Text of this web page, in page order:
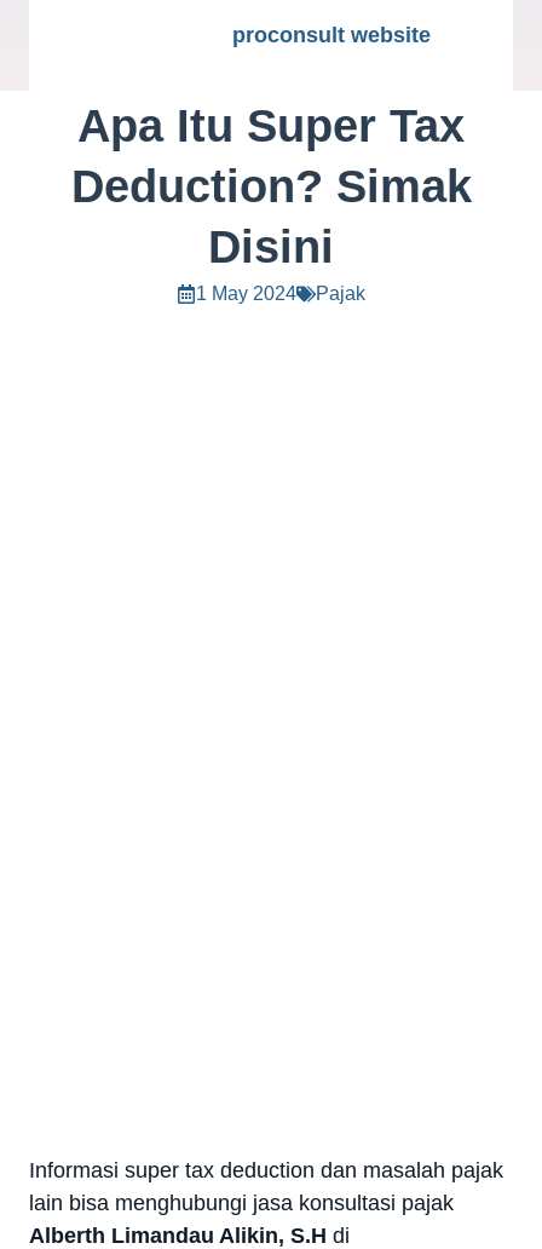
proconsult website
Apa Itu Super Tax
Deduction? Simak
Disini
1 May 2024 Pajak
Informasi super tax deduction dan masalah pajak
lain bisa menghubungi jasa konsultasi pajak
Alberth Limandau Alikin, S.H di